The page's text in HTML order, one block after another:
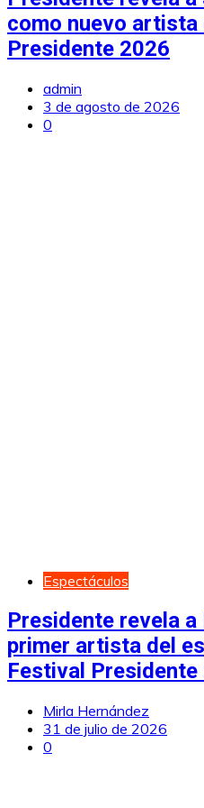
como nuevo artista
Presidente 2026
admin
3 de agosto de 2026
0
Espectáculos
Presidente revela a
primer artista del
Festival Presidente
Mirla Hernández
31 de julio de 2026
0